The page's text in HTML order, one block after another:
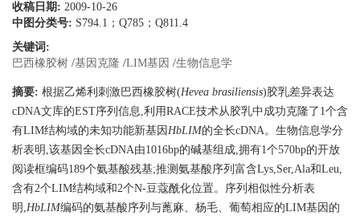
收稿日期: 2009-10-26
中图分类号: S794.1；Q785；Q811.4
关键词:
巴西橡胶树 /基因克隆 /LIM基因 /生物信息学
摘要: 根据乙烯利刺激巴西橡胶树(Hevea brasiliensis)胶乳差异表达
cDNA文库的EST序列信息,利用RACE技术从胶乳中成功克隆了1个含
有LIM结构域的未知功能新基因HbLIM的全长cDNA。生物信息学分
析表明,该基因全长cDNA由1016bp的碱基组成,拥有1个570bp的开放
阅读框编码189个氨基酸残基;推测氨基酸序列富含Lys,Ser,Ala和Leu,
含有2个LIM结构域和2个N-豆蔻酰化位置。序列相似性分析表
明,HbLIM编码的氨基酸序列与蓖麻、杨毛、葡萄相应的LIM基因的